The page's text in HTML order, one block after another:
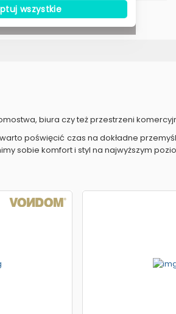
biura czy też przestrzeni
poświęcić czas na dokładne
sobie komfort i styl na najwyższym
wszystkie